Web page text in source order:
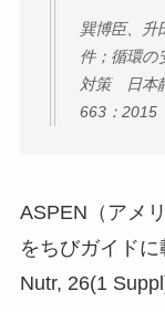
巽博臣、升
件；循環の
対策 日本
663：2015
ASPEN（アメ
をちびガイド
Nutr, 26(1